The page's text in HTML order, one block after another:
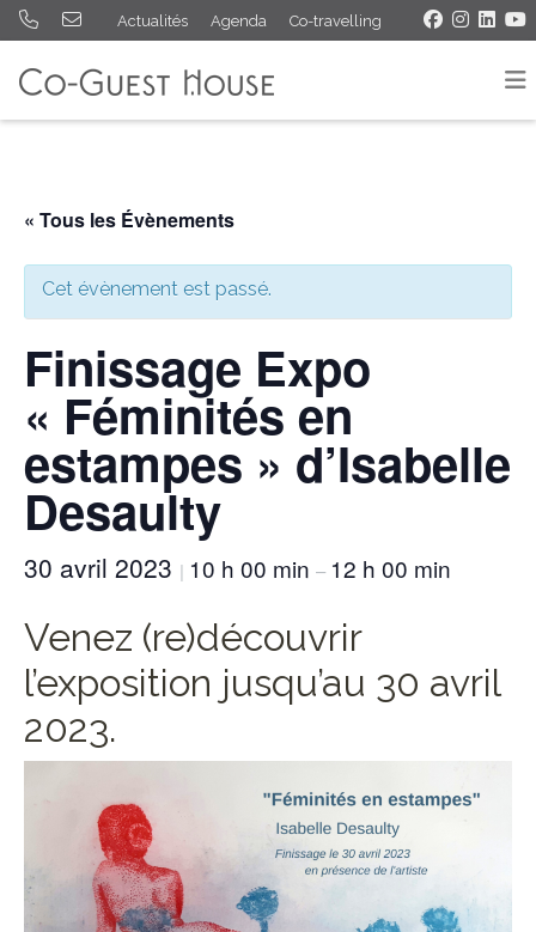
Actualités Agenda Co-travelling
« Tous les Évènements
Cet évènement est passé.
Finissage Expo
« Féminités en
estampes » d’Isabelle
Desaulty
30 avril 2023 | 10 h 00 min – 12 h 00 min
Venez (re)découvrir
l’exposition jusqu’au 30 avril
2023.